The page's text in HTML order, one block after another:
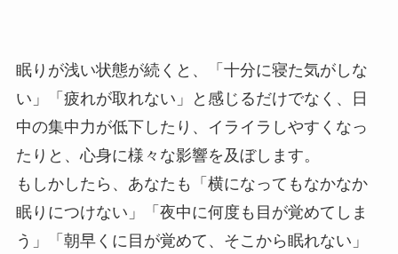
眠りが浅い状態が続くと、「十分に寝た気がしな
い」「疲れが取れない」と感じるだけでなく、日
中の集中力が低下したり、イライラしやすくなっ
たりと、心身に様々な影響を及ぼします。
もしかしたら、あなたも「横になってもなかなか
眠りにつけない」「夜中に何度も目が覚めてしま
う」「朝早くに目が覚めて、そこから眠れない」